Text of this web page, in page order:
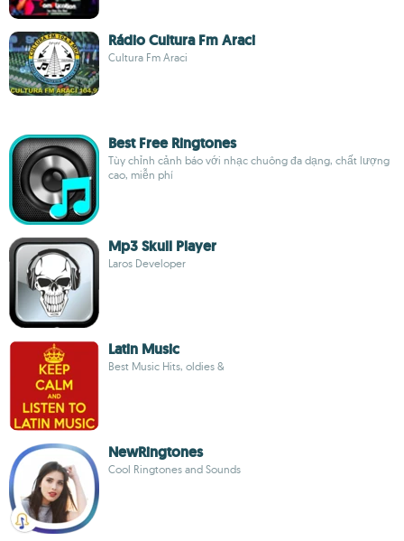
Rádio Cultura Fm Araci
Cultura Fm Araci
Best Free Ringtones
Tùy chỉnh cảnh báo với nhạc chuông đa dạng, chất lượng
cao, miễn phí
Mp3 Skull Player
Laros Developer
Latin Music
Best Music Hits, oldies &
NewRingtones
Cool Ringtones and Sounds